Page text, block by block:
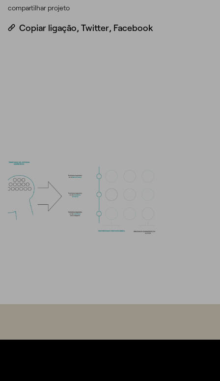
compartilhar projeto
Copiar ligação, Twitter, Facebook